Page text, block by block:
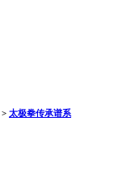
> 太极拳传承谱系